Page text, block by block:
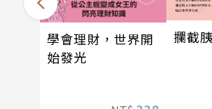
學會理財，世界開
始發光
攔截